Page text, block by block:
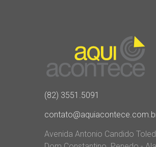
(82) 3551.5091
Avenida Antonio Candido